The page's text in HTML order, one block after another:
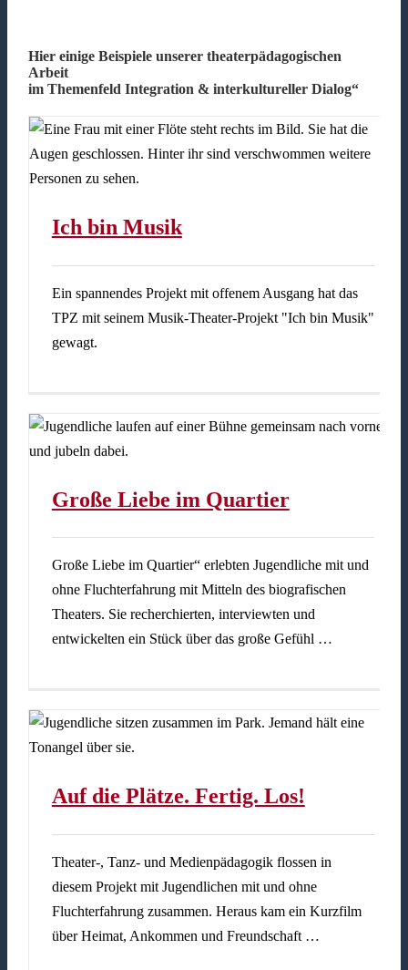
Hier einige Beispiele unserer theaterpädagogischen
Arbeit
im Themenfeld Integration & interkultureller Dialog“
Ich bin Musik
Ein spannendes Projekt mit offenem Ausgang hat das
TPZ mit seinem Musik-Theater-Projekt "Ich bin Musik"
gewagt.
Große Liebe im Quartier
Große Liebe im Quartier“ erlebten Jugendliche mit und
ohne Fluchterfahrung mit Mitteln des biografischen
Theaters. Sie recherchierten, interviewten und
entwickelten ein Stück über das große Gefühl …
Auf die Plätze. Fertig. Los!
Theater-, Tanz- und Medienpädagogik flossen in
diesem Projekt mit Jugendlichen mit und ohne
Fluchterfahrung zusammen. Heraus kam ein Kurzfilm
über Heimat, Ankommen und Freundschaft …